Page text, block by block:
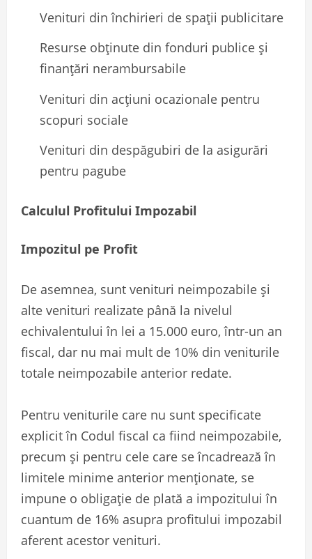
Venituri din închirieri de spații publicitare
Resurse obținute din fonduri publice și
finanțări nerambursabile
Venituri din acțiuni ocazionale pentru
scopuri sociale
Venituri din despăgubiri de la asigurări
pentru pagube
Calculul Profitului Impozabil
Impozitul pe Profit
De asemnea, sunt venituri neimpozabile şi
alte venituri realizate până la nivelul
echivalentului în lei a 15.000 euro, într-un an
fiscal, dar nu mai mult de 10% din veniturile
totale neimpozabile anterior redate.
Pentru veniturile care nu sunt specificate
explicit în Codul fiscal ca fiind neimpozabile,
precum și pentru cele care se încadrează în
limitele minime anterior menționate, se
impune o obligație de plată a impozitului în
cuantum de 16% asupra profitului impozabil
aferent acestor venituri.